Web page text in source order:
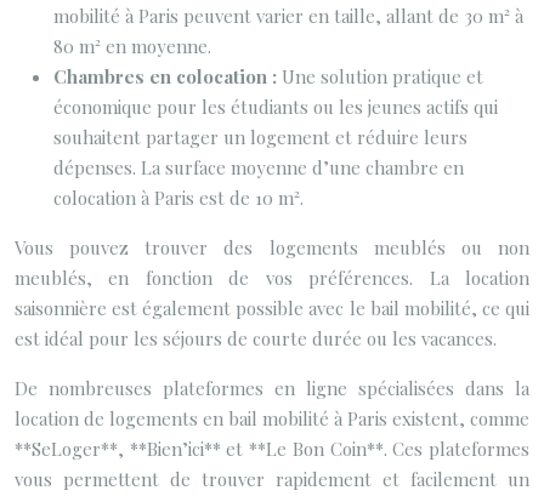
mobilité à Paris peuvent varier en taille, allant de 30 m² à
80 m² en moyenne.
Chambres en colocation : Une solution pratique et
économique pour les étudiants ou les jeunes actifs qui
souhaitent partager un logement et réduire leurs
dépenses. La surface moyenne d’une chambre en
colocation à Paris est de 10 m².
Vous pouvez trouver des logements meublés ou non
meublés, en fonction de vos préférences. La location
saisonnière est également possible avec le bail mobilité, ce qui
est idéal pour les séjours de courte durée ou les vacances.
De nombreuses plateformes en ligne spécialisées dans la
location de logements en bail mobilité à Paris existent, comme
**SeLoger**, **Bien’ici** et **Le Bon Coin**. Ces plateformes
vous permettent de trouver rapidement et facilement un